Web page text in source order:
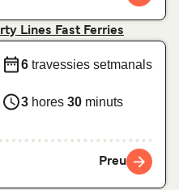
Lines Fast Ferries
6 travessies setmanals
3 hores 30 minuts
Preu